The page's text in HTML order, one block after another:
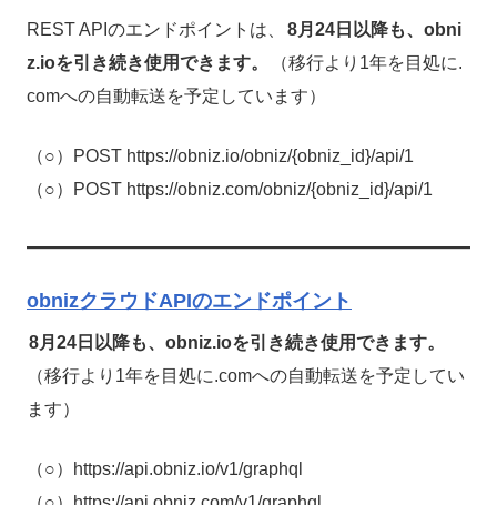
REST APIのエンドポイントは、
8月24日以降も、obni
z.ioを引き続き使用できます。
（移行より1年を目処に.
comへの自動転送を予定しています）
（○）POST https://obniz.io/obniz/{obniz_id}/api/1
（○）POST https://obniz.com/obniz/{obniz_id}/api/1
obnizクラウドAPIのエンドポイント
8月24日以降も、obniz.ioを引き続き使用できます。
（移行より1年を目処に.comへの自動転送を予定してい
ます）
（○）https://api.obniz.io/v1/graphql